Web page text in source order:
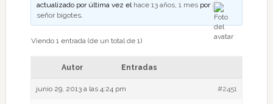
actualizado por última vez el hace 13 años, 1 mes por
señor bigotes.
Viendo 1 entrada (de un total de 1)
Autor Entradas
junio 29, 2013 a las 4:24 pm #2451